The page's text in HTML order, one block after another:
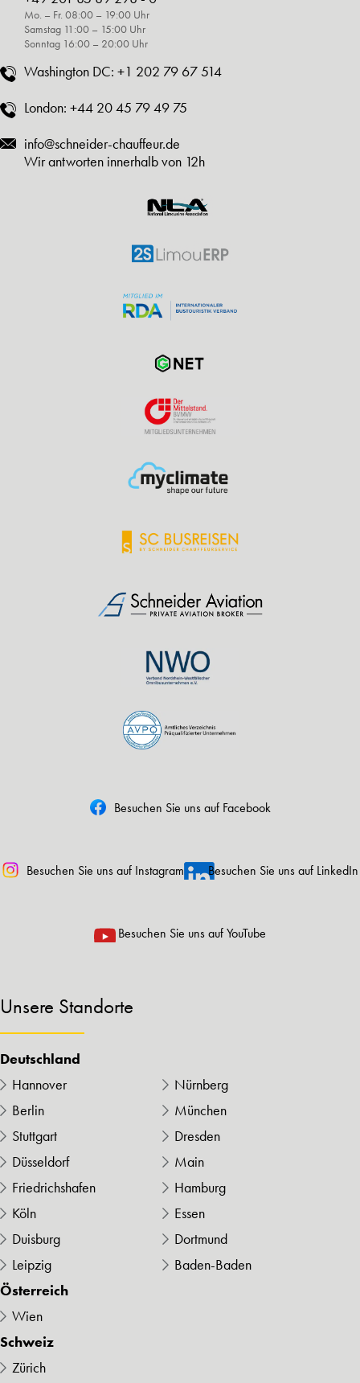
Mo. – Fr. 08:00 – 19:00 Uhr
Samstag 11:00 – 15:00 Uhr
Sonntag 16:00 – 20:00 Uhr
Washington DC: +1 202 79 67 514
London: +44 20 45 79 49 75
info@schneider-chauffeur.de
Wir antworten innerhalb von 12h
Besuchen Sie uns auf Facebook
Besuchen Sie uns auf Instagram Besuchen Sie uns auf LinkedIn
Besuchen Sie uns auf YouTube
Unsere Standorte
Deutschland
Hannover
Nürnberg
Berlin
München
Stuttgart
Dresden
Düsseldorf
Main
Friedrichshafen
Hamburg
Köln
Essen
Duisburg
Dortmund
Leipzig
Baden-Baden
Österreich
Wien
Schweiz
Zürich